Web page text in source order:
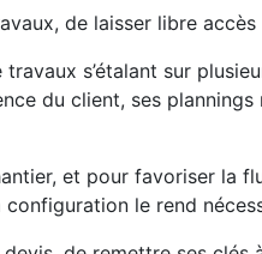
de laisser libre
s’étalant sur
du client, ses
et pour favoriser la
configuration le rend